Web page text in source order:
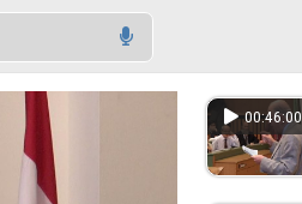
00:46:00